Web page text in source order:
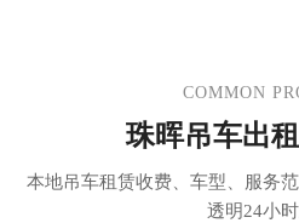
COMMON
珠晖吊车出
本地吊车租赁收费、车型、服务
透明24小